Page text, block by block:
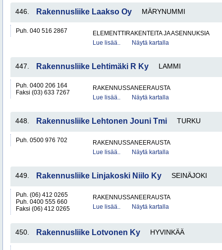
446. Rakennusliike Laakso Oy MÄRYNUMMI
Puh. 040 516 2867
ELEMENTTIRAKENTEITA JA ASENNUKSIA
Lue lisää..
Näytä kartalla
447. Rakennusliike Lehtimäki R Ky LAMMI
Puh. 0400 206 164
Faksi (03) 633 7267
RAKENNUSSANEERAUSTA
Lue lisää..
Näytä kartalla
448. Rakennusliike Lehtonen Jouni Tmi TURKU
Puh. 0500 976 702
RAKENNUSSANEERAUSTA
Lue lisää..
Näytä kartalla
449. Rakennusliike Linjakoski Niilo Ky SEINÄJOKI
Puh. (06) 412 0265
Puh. 0400 555 660
Faksi (06) 412 0265
RAKENNUSSANEERAUSTA
Lue lisää..
Näytä kartalla
450. Rakennusliike Lotvonen Ky HYVINKÄÄ